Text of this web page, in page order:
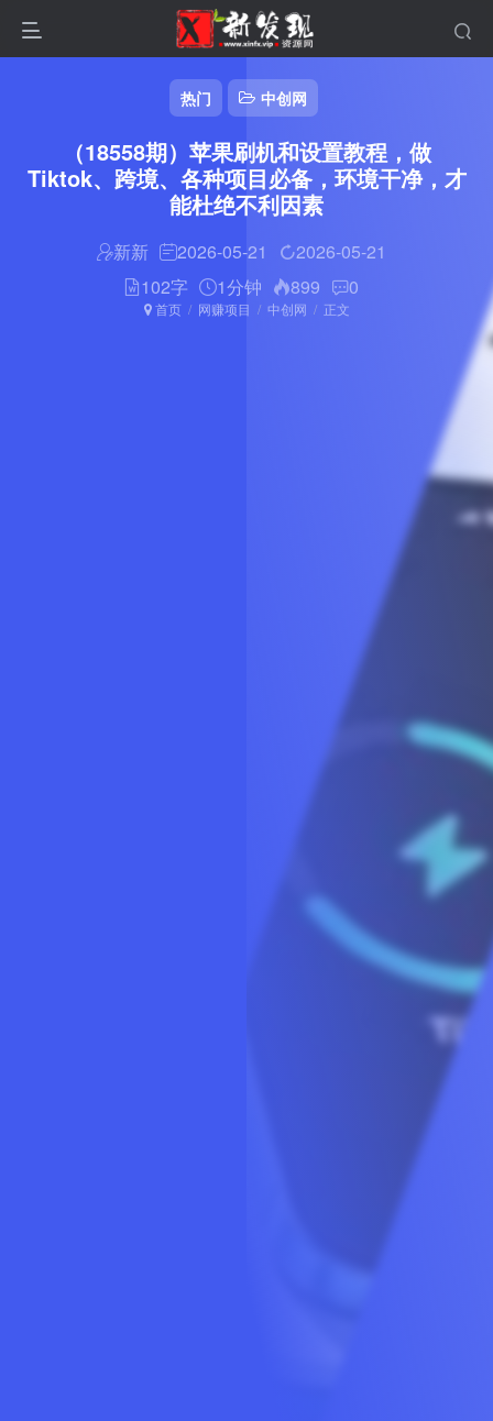
热门 中创网
（18558期）苹果刷机和设置教程，做
Tiktok、跨境、各种项目必备，环境干净，才
能杜绝不利因素
新新 2026-05-21
2026-05-21
102字
1分钟 899 0
首页 网赚项目 中创网 正文